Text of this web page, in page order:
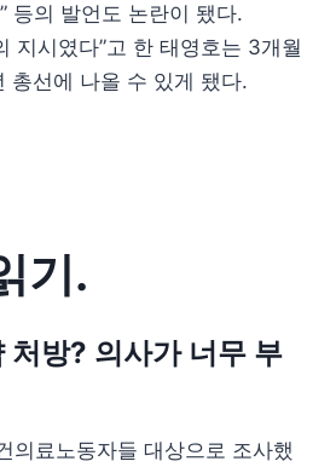
등의 발언도 논란이 됐다.
지시였다”고 한 태영호는 3개월
총선에 나올 수 있게 됐다.
기.
처방? 의사가 너무 부
의료노동자들 대상으로 조사했